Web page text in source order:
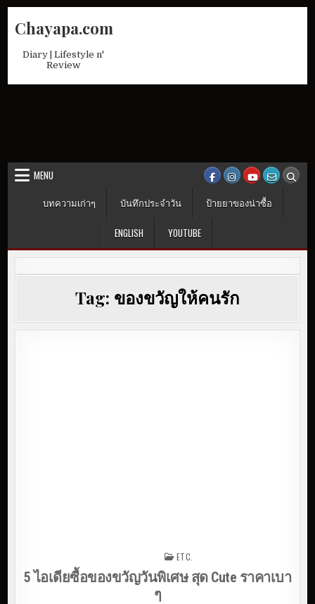
Chayapa.com
Diary | Lifestyle n'
Review
MENU
บทความเก่าๆ
บันทึกประจำวัน ป้ายยาของน่าซื้อ
ENGLISH YOUTUBE
Tag: ของขวัญให้คนรัก
ETC.
5 ไอเดียซื้อของขวัญวันพิเศษ สุด Cute ราคาเบา
ๆ